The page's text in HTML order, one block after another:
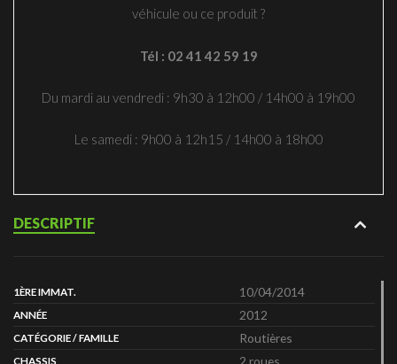
véhicule ou ce produit ?
Tél : 02 41 42 59 19
Du mardi au vendredi : 9h30 à 12h00 / 14h00 à 19h00
Le samedi : 9h00 à 12h15 / 14h00 à 18h00
DESCRIPTIF
1ÈRE IMMAT. 10/04/2014
ANNÉE 2012
CATÉGORIE / FAMILLE Routières
CHASSIS 2 roues